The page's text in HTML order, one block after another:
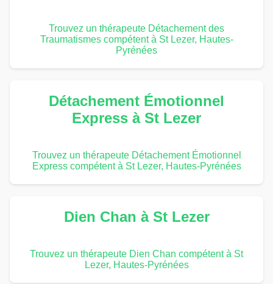
Trouvez un thérapeute Détachement des
Traumatismes compétent à St Lezer, Hautes-
Pyrénées
Détachement Émotionnel
Express à St Lezer
Trouvez un thérapeute Détachement Émotionnel
Express compétent à St Lezer, Hautes-Pyrénées
Dien Chan à St Lezer
Trouvez un thérapeute Dien Chan compétent à St
Lezer, Hautes-Pyrénées